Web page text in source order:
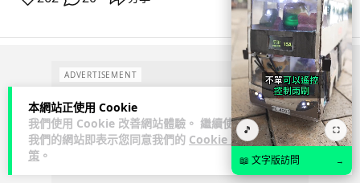
本網站正使用 Cookie
我們使用 Cookie 改善網站體驗。 繼續使用
我們的網站即表示您同意我們的 Cookie 政
策 。
ADVERTISEMENT
🎵 ⛶
📖 文字版訪問 →